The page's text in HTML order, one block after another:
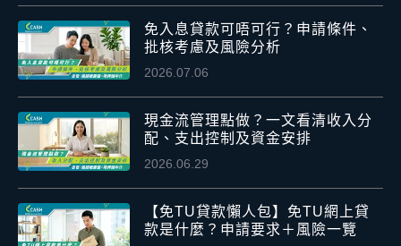
免入息貸款可唔可行？申請條件、
批核考慮及風險分析
2026.07.06
現金流管理點做？一文看清收入分
配、支出控制及資金安排
2026.06.29
【免TU貸款懶人包】免TU網上貸
款是什麼？申請要求＋風險一覽